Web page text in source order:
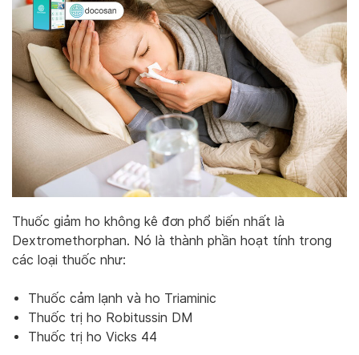
Thuốc giảm ho không kê đơn phổ biến nhất là
Dextromethorphan. Nó là thành phần hoạt tính trong
các loại thuốc như:
Thuốc cảm lạnh và ho Triaminic
Thuốc trị ho Robitussin DM
Thuốc trị ho Vicks 44